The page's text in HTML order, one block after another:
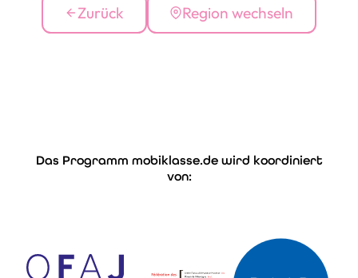
Zurück Region wechseln
Das Programm mobiklasse.de wird koordiniert
von: